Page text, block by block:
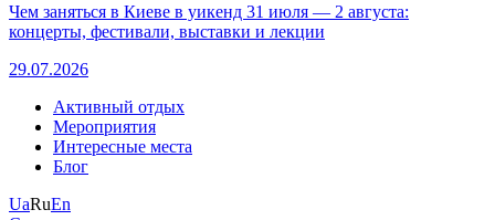
Чем заняться в Киеве в уикенд 31 июля — 2 августа:
концерты, фестивали, выставки и лекции
29.07.2026
Активный отдых
Мероприятия
Интересные места
Блог
UaRuEn